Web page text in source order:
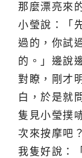
那麼漂亮來
小瑩說：「
過的，你試
的。」邊說
對瞭，剛才
白，於是就
隻見小瑩撲
次來按摩吧
我隻好說：